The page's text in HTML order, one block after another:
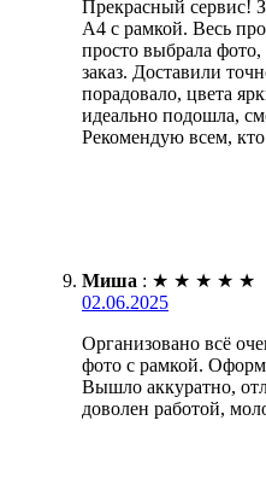
Прекрасный сервис!
А4 с рамкой. Весь
просто выбрала
заказ. Доставили
порадовало, цвета
идеально подошла,
Рекомендую всем,
Миша : ★ ★ ★ ★ ★
02.06.2025
Организовано всё
фото с рамкой.
Вышло аккуратно,
доволен работой,